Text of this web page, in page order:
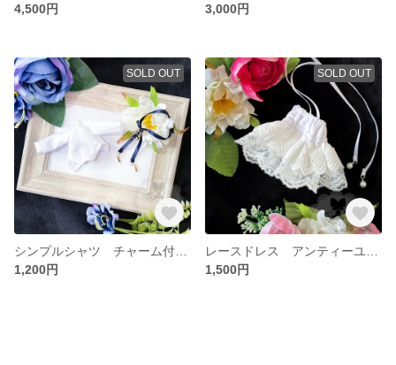
4,500円
3,000円
SOLD OUT
1,200円
SOLD OUT
1,500円